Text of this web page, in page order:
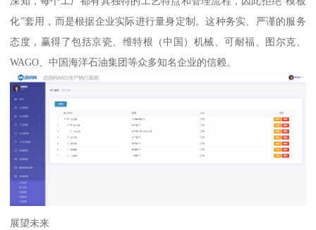
化”套用，而是根据企业实际进行量身定制。这种务实、严谨的服务
态度，赢得了包括京瓷、维特根（中国）机械、可耐福、图尔克、
WAGO、中国海洋石油集团等众多知名企业的信赖。
展望未来